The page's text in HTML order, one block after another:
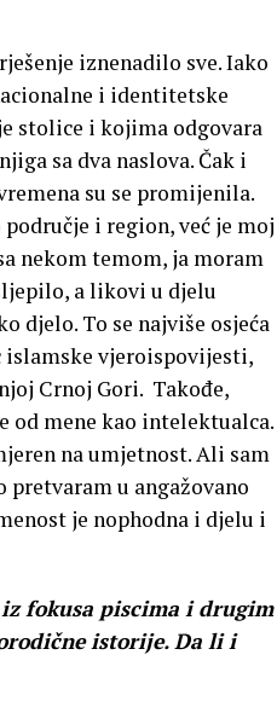
iznenadilo sve. Iako
i identitetske
stolice i kojima odgovara
sa dva naslova. Čak i
su se promijenila.
i region, već je moj
nekom temom, ja moram
a likovi u djelu
djelo. To se najviše osjeća
islamske vjeroispovijesti,
Crnoj Gori. Takođe,
od mene kao intelektualca.
na umjetnost. Ali sam
u angažovano
je nophodna i djelu i
fokusa piscima i drugim
istorije. Da li i